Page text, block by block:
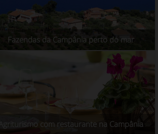
Fazendas da Campânia perto do mar
Agriturismo com restaurante na Campânia